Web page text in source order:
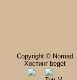
Copyright © Nomad
Хостинг beget